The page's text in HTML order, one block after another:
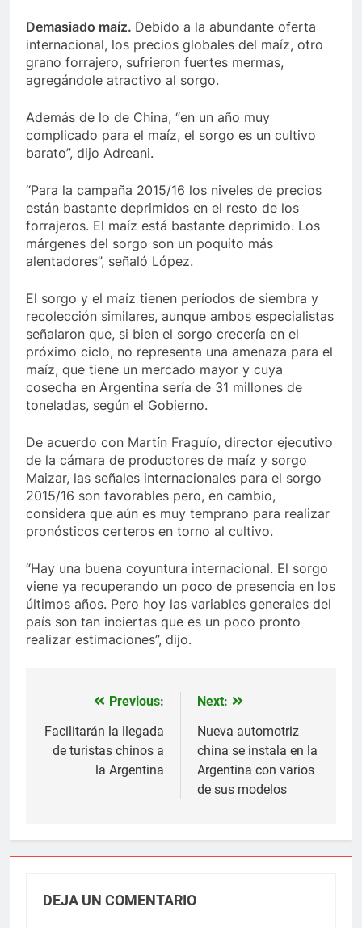
Demasiado maíz. Debido a la abundante oferta
internacional, los precios globales del maíz, otro
grano forrajero, sufrieron fuertes mermas,
agregándole atractivo al sorgo.
Además de lo de China, “en un año muy
complicado para el maíz, el sorgo es un cultivo
barato”, dijo Adreani.
“Para la campaña 2015/16 los niveles de precios
están bastante deprimidos en el resto de los
forrajeros. El maíz está bastante deprimido. Los
márgenes del sorgo son un poquito más
alentadores”, señaló López.
El sorgo y el maíz tienen períodos de siembra y
recolección similares, aunque ambos especialistas
señalaron que, si bien el sorgo crecería en el
próximo ciclo, no representa una amenaza para el
maíz, que tiene un mercado mayor y cuya
cosecha en Argentina sería de 31 millones de
toneladas, según el Gobierno.
De acuerdo con Martín Fraguío, director ejecutivo
de la cámara de productores de maíz y sorgo
Maizar, las señales internacionales para el sorgo
2015/16 son favorables pero, en cambio,
considera que aún es muy temprano para realizar
pronósticos certeros en torno al cultivo.
“Hay una buena coyuntura internacional. El sorgo
viene ya recuperando un poco de presencia en los
últimos años. Pero hoy las variables generales del
país son tan inciertas que es un poco pronto
realizar estimaciones”, dijo.
Navegación
de
entradas
Previous:
Facilitarán la llegada
de turistas chinos a
la Argentina
Next:
Nueva automotriz
china se instala en la
Argentina con varios
de sus modelos
DEJA UN COMENTARIO